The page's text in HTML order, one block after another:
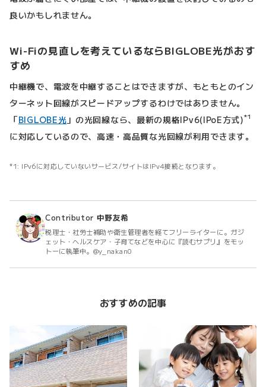
良いかもしれません。
Wi-Fiの見直しを考えているならBIGLOBE光がおす
すめ
中継機で、電波を中継することはできますが、もともとのイン
ターネット回線がスピードアップするわけではありません。
「BIGLOBE光 」の光回線なら、最新の規格IPv6(IPoE方式)*1
に対応しているので、高速・高品質な光回線が利用できます。
IPv6に対応していないサービス/サイトはIPv4接続となります。
Contributor 中野友希
税理士・社労士補助や衛生管理者を経てフリーライターに。ガジ
ェット・ヘルスケア・子育てなどを中心に『読むサプリ』をモッ
トーに執筆中。@y_nakan0
おすすめの記事